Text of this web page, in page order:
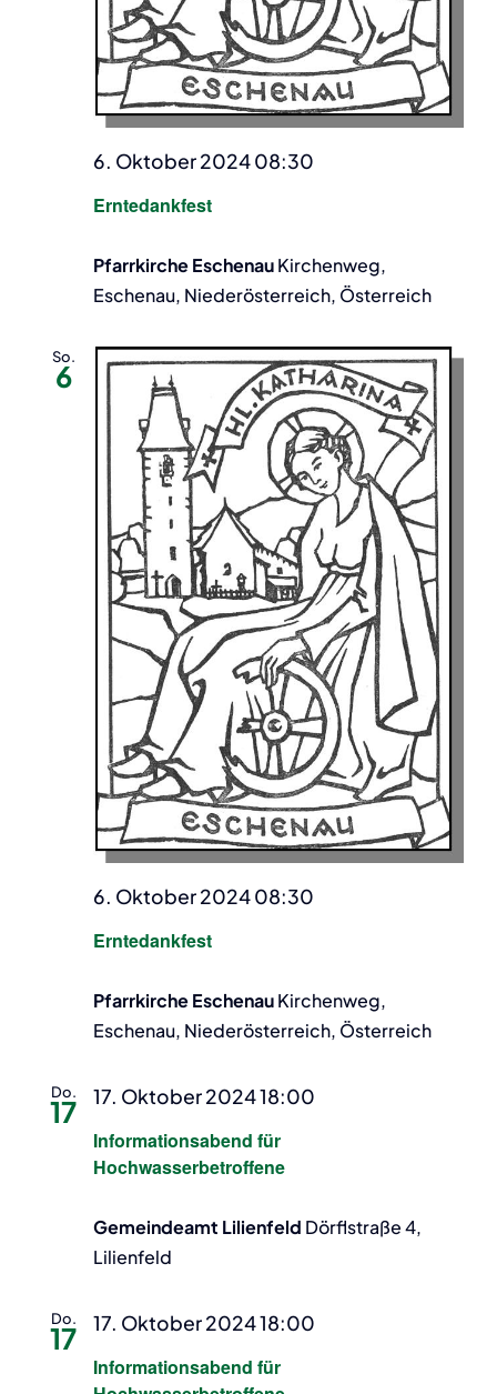
Erntedankfest
6. Oktober 2024 08:30
Pfarrkirche EschenauKirchenweg,
Eschenau, Niederösterreich, Österreich
So.
6
Erntedankfest
6. Oktober 2024 08:30
Pfarrkirche EschenauKirchenweg,
Eschenau, Niederösterreich, Österreich
Do.
17
Informationsabend für
Hochwasserbetroffene
17. Oktober 2024 18:00
Gemeindeamt Lilienfeld Dörflstraße 4,
Lilienfeld
Do.
17
Informationsabend für
17. Oktober 2024 18:00